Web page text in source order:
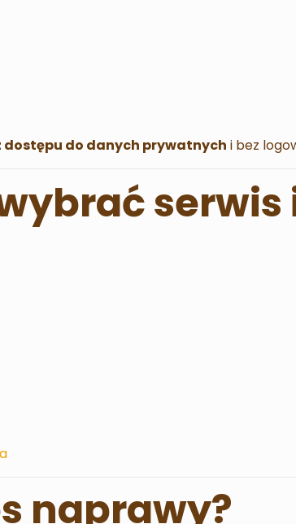
dostępu do danych prywatnych i bez
serwis
naprawy?